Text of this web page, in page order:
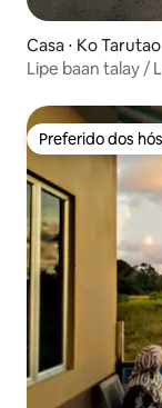
Casa ⋅ Ko Tarutao
Lipe baan talay /
Preferido dos
Preferido dos